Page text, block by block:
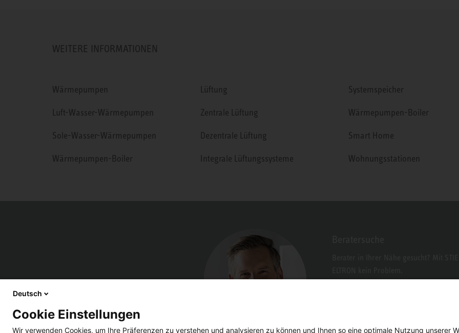
WEITERE INFORMATIONEN
Wärmepumpen
Luft-Wasser-Wärmepumpen
Sole-Wasser-Wärmepumpen
Wärmepumpen-Boiler
Lüftung
Zentrale Lüftung
Dezentrale Lüftung
Integrale Lüftungssysteme
Systemspeicher
Wärmepumpen-Boiler
Smart Home
Wohnungsstationen
Deutsch
Cookie Einstellungen
Wir verwenden Cookies, um Ihre Präferenzen zu verstehen und analysieren zu können und Ihnen so eine optimale Nutzung unserer